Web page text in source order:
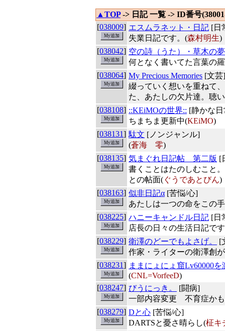
▲TOP-> 日記 一覧 -> ID番号
[038009] エスムラネット・日記 [日
失業日記です。(森村明生)
[038042] 空の詩（うた）・草木の夢
何となく書いてた言葉の
[038064] My Precious Memories [文芸]
綴っていく想いを重ねて
た、あたしの欠片達。聴
[038108] ::KEiMOの世界:: [静かな
ちまちま更新中(KEiMO)
[038131] 駄文 [ノンジャンル]
(蒼海 零)
[038135] 気まぐれ日記帖 第二版 [
書くことはたのしむこと
との帖面(ぐうであとびん)
[038163] 似非日記α [苦悩/心]
あたしは一つの命をこの
[038225] ハニーキャンドル日記 [日
店長の日々の生活日記で
[038229] 衛澤のどーでもよさげ。
[
作家・ライターの衛澤創
[038231] ままにょにょ窟Lv60000
(CNL=VorfeeD)
[038247] びうにっき。
[闘病]
一部内容変更 不育症か
[038279] Dと心 [苦悩/心]
DARTSと憂さ晴らし(柾キ